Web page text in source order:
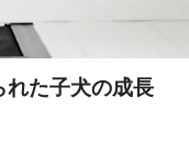
れた子犬の成長